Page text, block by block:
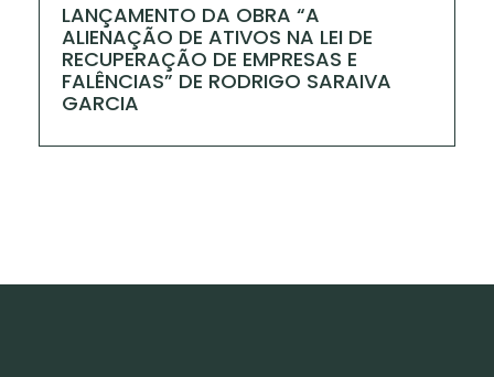
LANÇAMENTO DA OBRA “A
ALIENAÇÃO DE ATIVOS NA LEI DE
RECUPERAÇÃO DE EMPRESAS E
FALÊNCIAS” DE RODRIGO SARAIVA
GARCIA